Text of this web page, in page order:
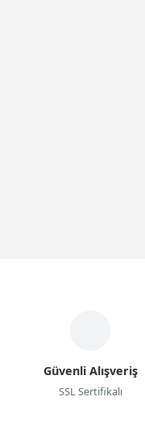
Güvenli Alışveriş
SSL Sertifikalı